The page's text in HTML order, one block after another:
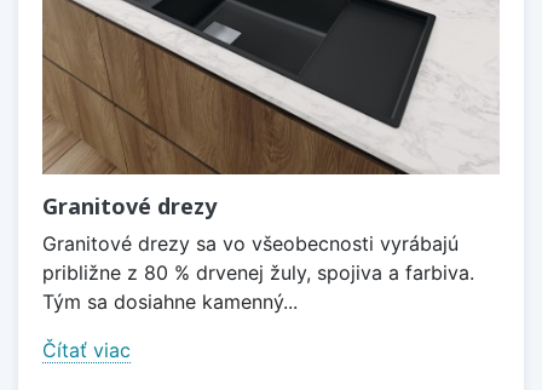
Granitové drezy
Granitové drezy sa vo všeobecnosti vyrábajú
približne z 80 % drvenej žuly, spojiva a farbiva.
Tým sa dosiahne kamenný...
Čítať viac